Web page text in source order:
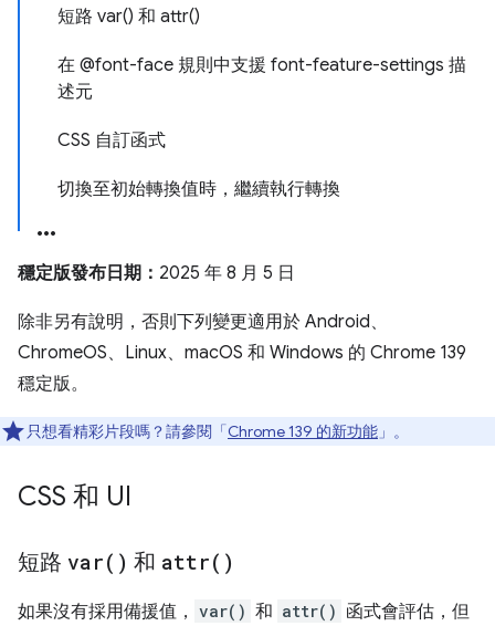
短路 var() 和 attr()
在 @font-face 規則中支援 font-feature-settings 描
述元
CSS 自訂函式
切換至初始轉換值時，繼續執行轉換
穩定版發布日期： 2025 年 8 月 5 日
除非另有說明，否則下列變更適用於 Android、
ChromeOS、Linux、macOS 和 Windows 的 Chrome 139
穩定版。
只想看精彩片段嗎？請參閱「Chrome 139 的新功能 」。
CSS 和 UI
短路 var( ) 和 attr( )
如果沒有採用備援值， var() 和 attr() 函式會評估，但